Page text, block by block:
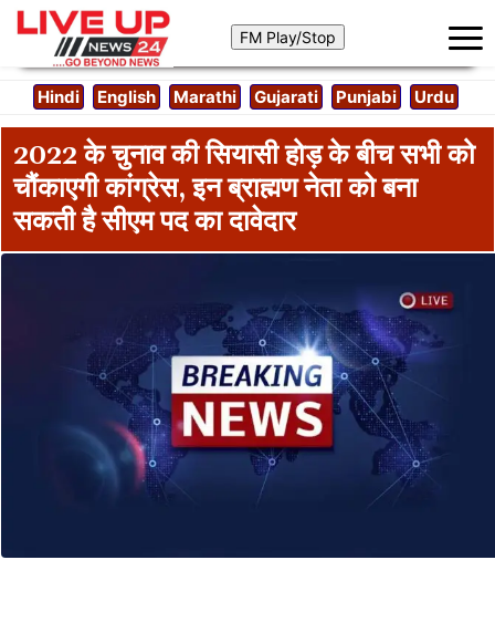
Hindi English Marathi Gujarati Punjabi Urdu
2022 के चुनाव की सियासी होड़ के बीच सभी को
चौंकाएगी कांग्रेस, इन ब्राह्मण नेता को बना
सकती है सीएम पद का दावेदार